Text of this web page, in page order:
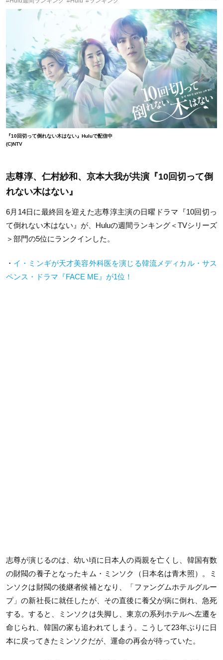
『10回切って倒れない木はない』Huluで配信中
(C)NTV
志尊淳、仁村紗和、京本大我が共演『10回切って倒
れない木はない』
6月14日に最終回を迎えた志尊淳主演の日曜ドラマ『10回切っ
て倒れない木はない』が、Huluの週間ランキング＜TVシリーズ
＞部門の5位にランクインした。
・ イ・ミンギが天才美容外科医を演じる韓流メディカル・サス
ペンス・ドラマ『FACE ME』が1位！
志尊が演じるのは、幼い頃に日本人の両親を亡くし、韓国有数
の財閥の養子となったキム・ミンソク（日本名は青木照）。ミ
ンソクは財閥の後継者候補となり、「ファングムホテルグルー
プ」の新社長に就任したが、その直後に養父が病に倒れ、急死
する。すると、ミンソクは失脚し、東京の系列ホテルへ左遷を
命じられ、韓国の家も追われてしまう。こうして23年ぶりに日
本に戻ってきたミンソクだが、運命の再会が待っていた。